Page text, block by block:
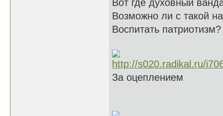
Вот где духовный
Возможно ли с такой
Воспитать патриотизм?
За оцеплением